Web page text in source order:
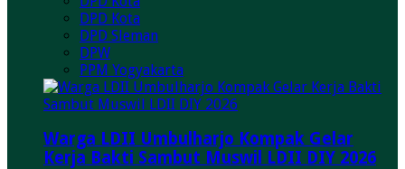
DPD Kota
DPD Sleman
DPW
PPM Yogyakarta
Warga LDII Umbulharjo Kompak Gelar
Kerja Bakti Sambut Muswil LDII DIY 2026